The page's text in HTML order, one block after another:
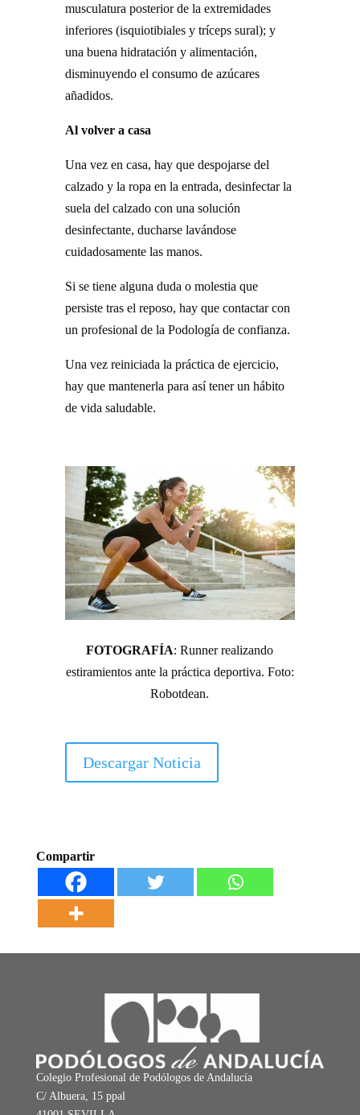
musculatura posterior de la extremidades
inferiores (isquiotibiales y tríceps sural); y
una buena hidratación y alimentación,
disminuyendo el consumo de azúcares
añadidos.
Al volver a casa
Una vez en casa, hay que despojarse del
calzado y la ropa en la entrada, desinfectar la
suela del calzado con una solución
desinfectante, ducharse lavándose
cuidadosamente las manos.
Si se tiene alguna duda o molestia que
persiste tras el reposo, hay que contactar con
un profesional de la Podología de confianza.
Una vez reiniciada la práctica de ejercicio,
hay que mantenerla para así tener un hábito
de vida saludable.
FOTOGRAFÍA: Runner realizando
estiramientos ante la práctica deportiva. Foto:
Robotdean.
Descargar Noticia
Compartir
Colegio Profesional de Podólogos de Andalucía
C/ Albuera, 15 ppal